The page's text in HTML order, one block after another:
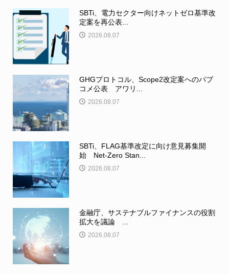
SBTi、電力セクター向けネットゼロ基準改
定案を再公表...
2026.08.07
GHGプロトコル、Scope2改定案へのパブ
コメ公表 アワリ...
2026.08.07
SBTi、FLAG基準改定に向け意見募集開
始 Net-Zero Stan...
2026.08.07
金融庁、サステナブルファイナンスの役割
拡大を議論 ...
2026.08.07